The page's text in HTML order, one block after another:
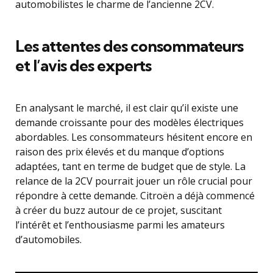
automobilistes le charme de l’ancienne 2CV.
Les attentes des consommateurs
et l’avis des experts
En analysant le marché, il est clair qu’il existe une
demande croissante pour des modèles électriques
abordables. Les consommateurs hésitent encore en
raison des prix élevés et du manque d’options
adaptées, tant en terme de budget que de style. La
relance de la 2CV pourrait jouer un rôle crucial pour
répondre à cette demande. Citroën a déjà commencé
à créer du buzz autour de ce projet, suscitant
l’intérêt et l’enthousiasme parmi les amateurs
d’automobiles.